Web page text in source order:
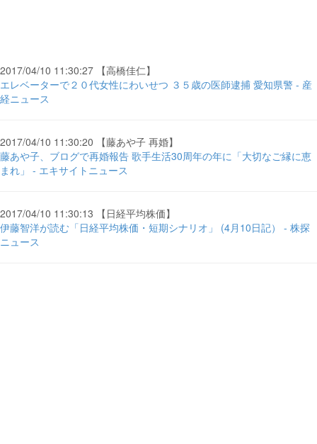
2017/04/10 11:30:27 【高橋佳仁】
エレベーターで２０代女性にわいせつ ３５歳の医師逮捕 愛知県警 - 産
経ニュース
2017/04/10 11:30:20 【藤あや子 再婚】
藤あや子、ブログで再婚報告 歌手生活30周年の年に「大切なご縁に恵
まれ」 - エキサイトニュース
2017/04/10 11:30:13 【日経平均株価】
伊藤智洋が読む「日経平均株価・短期シナリオ」 (4月10日記） - 株探
ニュース